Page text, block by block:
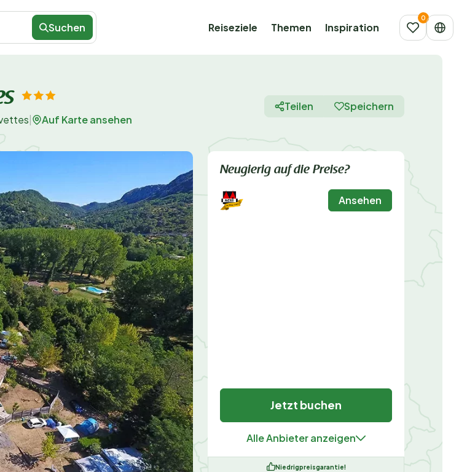
Suchen Reiseziele Themen Inspiration
Auf Karte ansehen
Teilen Speichern
Neugierig auf die Preise?
Ansehen
Jetzt buchen
Alle Anbieter anzeigen
Niedrigpreisgarantie!